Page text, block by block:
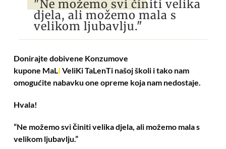
"Ne možemo svi činiti velika
djela, ali možemo mala s
velikom ljubavlju."
Donirajte dobivene Konzumove
kupone MaL I VeliKi TaLenTi našoj školi i tako nam
omogućite nabavku one opreme koja nam nedostaje.
Hvala!
“Ne možemo svi činiti velika djela, ali možemo mala s
velikom ljubavlju.”